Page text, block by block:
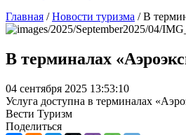
Главная /Новости туризма /В
В терминалах
04 сентября 2025 13:53:10
Услуга доступна в терминалах
Вести Туризм
Поделиться